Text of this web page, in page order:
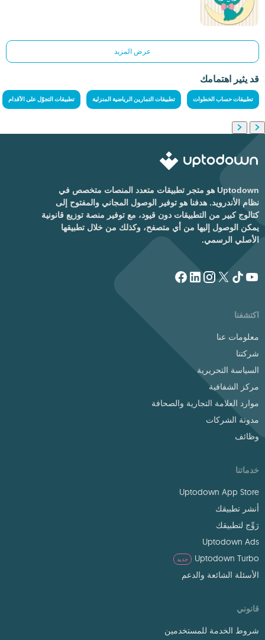
عرض المزيد
قد يثير اهتمامك
تطبيقات حساب الخطوات تطبيقات التمارين الرياضية المنزلية تطبيقات التجوّل على الأقدام
Uptodown هو متجر تطبيقات متعدد المنصات متخصص في
نظام الأندرويد. هدفنا هو توفير الوصول المجاني والمفتوح إلى
كتالوج كبير من التطبيقات دون قيود، مع توفير منصة توزيع قانونية
يمكن الوصول إليها من أي متصفح، وكذلك من خلال تطبيقها
الأصلي الرسمي.
اكتشفنا
معلومات عنا
شركتنا
السياسة التحريرية
مركز الشفافية
موارد العلامة التجارية والصحافة
مدونة الشركات
وظائف
خدماتنا
Uptodown App Store
أنشر تطبيقك
رَوِّج لتطبيقك
Uptodown Ads
Uptodown Turbo
جديد
الأسئلة الشائعة والدعم
قانوني
شروط الخدمة للمستخدمين